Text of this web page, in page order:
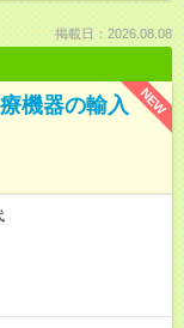
掲載日：2026.08.08
NEW
機器の輸入